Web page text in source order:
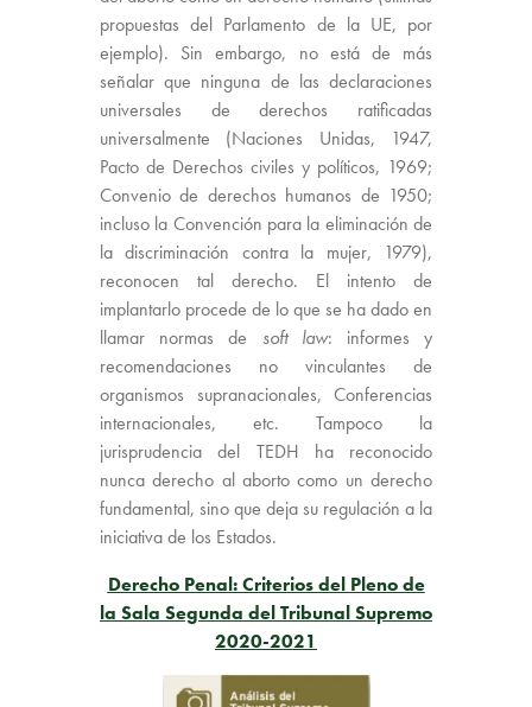
propuestas del Parlamento de la UE, por
ejemplo). Sin embargo, no está de más
señalar que ninguna de las declaraciones
universales de derechos ratificadas
universalmente (Naciones Unidas, 1947,
Pacto de Derechos civiles y políticos, 1969;
Convenio de derechos humanos de 1950;
incluso la Convención para la eliminación de
la discriminación contra la mujer, 1979),
reconocen tal derecho. El intento de
implantarlo procede de lo que se ha dado en
llamar normas de soft law: informes y
recomendaciones no vinculantes de
organismos supranacionales, Conferencias
internacionales, etc. Tampoco la
jurisprudencia del TEDH ha reconocido
nunca derecho al aborto como un derecho
fundamental, sino que deja su regulación a la
iniciativa de los Estados.
Derecho Penal: Criterios del Pleno de
la Sala Segunda del Tribunal Supremo
2020-2021